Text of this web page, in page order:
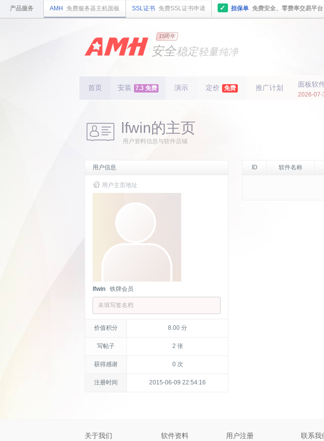
产品服务 AMH 免费服务器主机面板 SSL证书 免费SSL证书申请 ✓ 担保单 免费安全、零费率交易平台
15周年
国内领先
安全稳定轻量纯净
首页 安装 7.3 免费 演示 定价 免费 推广计划 面板软
2026-07-
lfwin的主页
用户资料信息与软件店铺
用户信息
用户主页地址
lfwin 铁牌会员
未填写签名档
价值积分 8.00 分
写帖子 2 张
获得感谢 0 次
注册时间 2015-06-09 22:54:16
ID 软件名称
关于我们 软件资料 用户注册 联系我